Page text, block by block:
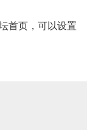
首页，可以设置